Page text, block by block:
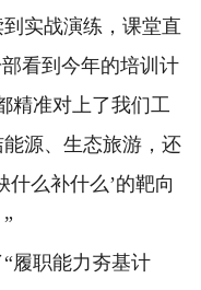
实战演练，课堂直
看到今年的培训计
精准对上了我们工
源、生态旅游，还
什么补什么’的靶向
职能力夯基计